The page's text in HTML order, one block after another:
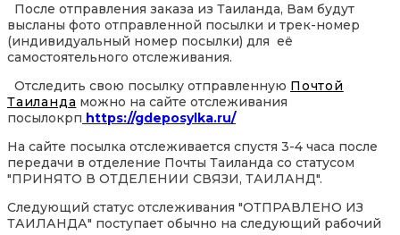
После отправления заказа из Таиланда, Вам будут
высланы фото отправленной посылки и трек-номер
(индивидуальный номер посылки) для её
самостоятельного отслеживания.
Отследить свою посылку отправленную Почтой
Таиланда можно на сайте отслеживания
посылокрп https://gdeposylka.ru/
На сайте посылка отслеживается спустя 3-4 часа после
передачи в отделение Почты Таиланда со статусом
"ПРИНЯТО В ОТДЕЛЕНИИ СВЯЗИ, ТАИЛАНД".
Следующий статус отслеживания "ОТПРАВЛЕНО ИЗ
ТАИЛАНДА" поступает обычно на следующий рабочий